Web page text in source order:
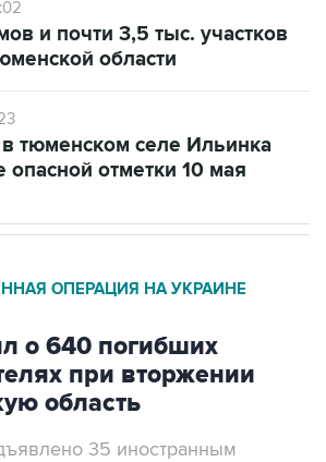
области
опасной отметки 10 мая
о 640 погибших
при вторжении
область
35 иностранным